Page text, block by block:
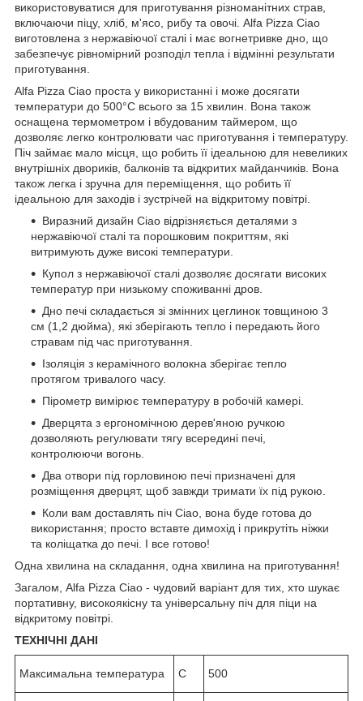
використовуватися для приготування різноманітних страв,
включаючи піцу, хліб, м'ясо, рибу та овочі. Alfa Pizza Ciao
виготовлена з нержавіючої сталі і має вогнетривке дно, що
забезпечує рівномірний розподіл тепла і відмінні результати
приготування.
Alfa Pizza Ciao проста у використанні і може досягати
температури до 500°C всього за 15 хвилин. Вона також
оснащена термометром і вбудованим таймером, що
дозволяє легко контролювати час приготування і температуру.
Піч займає мало місця, що робить її ідеальною для невеликих
внутрішніх двориків, балконів та відкритих майданчиків. Вона
також легка і зручна для переміщення, що робить її
ідеальною для заходів і зустрічей на відкритому повітрі.
Виразний дизайн Ciao відрізняється деталями з
нержавіючої сталі та порошковим покриттям, які
витримують дуже високі температури.
Купол з нержавіючої сталі дозволяє досягати високих
температур при низькому споживанні дров.
Дно печі складається зі змінних цеглинок товщиною 3
см (1,2 дюйма), які зберігають тепло і передають його
стравам під час приготування.
Ізоляція з керамічного волокна зберігає тепло
протягом тривалого часу.
Пірометр вимірює температуру в робочій камері.
Дверцята з ергономічною дерев'яною ручкою
дозволяють регулювати тягу всередині печі,
контролюючи вогонь.
Два отвори під горловиною печі призначені для
розміщення дверцят, щоб завжди тримати їх під рукою.
Коли вам доставлять піч Ciao, вона буде готова до
використання; просто вставте димохід і прикрутіть ніжки
та коліщатка до печі. І все готово!
Одна хвилина на складання, одна хвилина на приготування!
Загалом, Alfa Pizza Ciao - чудовий варіант для тих, хто шукає
портативну, високоякісну та універсальну піч для піци на
відкритому повітрі.
ТЕХНІЧНІ ДАНІ
Максимальна температура C 500